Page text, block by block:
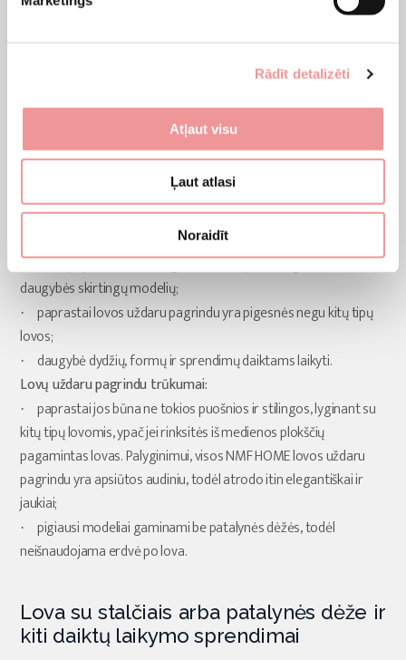
Rādīt detalizēti
Atļaut visu
Ļaut atlasi
Noraidīt
Lovų uždaru pagrindu privalumai:
bene populiariausias dvigulės lovos tipas, tad galėsite rinktis iš
daugybės skirtingų modelių;
·
paprastai lovos uždaru pagrindu yra pigesnės negu kitų tipų
lovos;
·
daugybė dydžių, formų ir sprendimų daiktams laikyti.
Lovų uždaru pagrindu trūkumai:
·
paprastai jos būna ne tokios puošnios ir stilingos, lyginant su
kitų tipų lovomis, ypač jei rinksitės iš medienos plokščių
pagamintas lovas. Palyginimui, visos NMF HOME lovos uždaru
pagrindu yra apsiūtos audiniu, todėl atrodo itin elegantiškai ir
jaukiai;
·
pigiausi modeliai gaminami be patalynės dėžės, todėl
neišnaudojama erdvė po lova.
Lova su stalčiais arba patalynės dėže ir
kiti daiktų laikymo sprendimai